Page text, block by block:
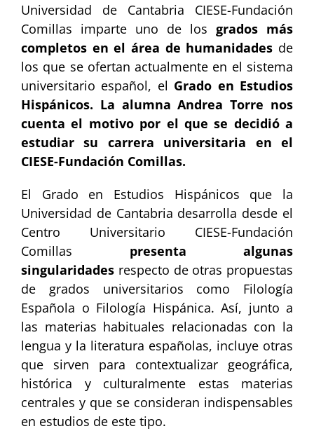
Universidad de Cantabria CIESE-Fundación
Comillas imparte uno de los grados más
completos en el área de humanidades de
los que se ofertan actualmente en el sistema
universitario español, el Grado en Estudios
Hispánicos. La alumna Andrea Torre nos
cuenta el motivo por el que se decidió a
estudiar su carrera universitaria en el
CIESE-Fundación Comillas.
El Grado en Estudios Hispánicos que la
Universidad de Cantabria desarrolla desde el
Centro Universitario CIESE-Fundación
Comillas presenta algunas
singularidades respecto de otras propuestas
de grados universitarios como Filología
Española o Filología Hispánica. Así, junto a
las materias habituales relacionadas con la
lengua y la literatura españolas, incluye otras
que sirven para contextualizar geográfica,
histórica y culturalmente estas materias
centrales y que se consideran indispensables
en estudios de este tipo.